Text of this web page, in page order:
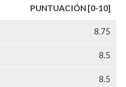
PUNTUACIÓN [0-10]
8.75
8.5
8.5